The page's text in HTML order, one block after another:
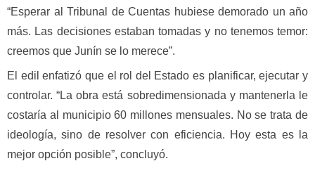
“Esperar al Tribunal de Cuentas hubiese demorado un año
más. Las decisiones estaban tomadas y no tenemos temor:
creemos que Junín se lo merece”.
El edil enfatizó que el rol del Estado es planificar, ejecutar y
controlar. “La obra está sobredimensionada y mantenerla le
costaría al municipio 60 millones mensuales. No se trata de
ideología, sino de resolver con eficiencia. Hoy esta es la
mejor opción posible”, concluyó.